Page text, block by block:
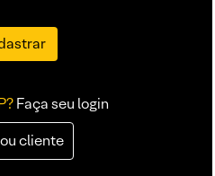
Faça seu login
cliente